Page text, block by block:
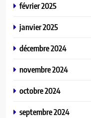
février 2025
janvier 2025
décembre 2024
novembre 2024
octobre 2024
septembre 2024